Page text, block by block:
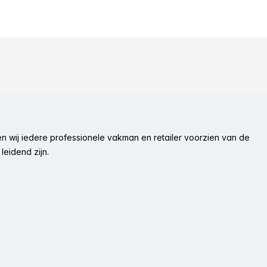
wij iedere professionele vakman en retailer voorzien van de
zijn.